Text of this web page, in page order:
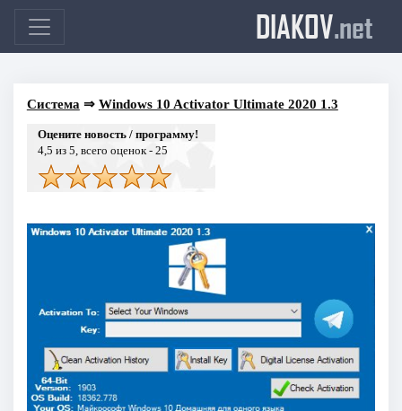
DIAKOV.net
Система ⇒ Windows 10 Activator Ultimate 2020 1.3
Оцените новость / программу!
4,5 из 5, всего оценок - 25